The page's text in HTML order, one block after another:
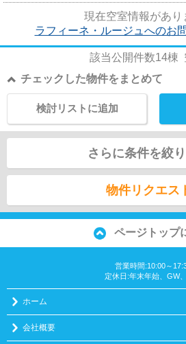
現在空室情報があり
ラフィーネ・ルージュへのお
該当公開件数14棟
チェックした物件をまとめて
検討リストに追加
さらに条件を絞
物件リクエス
ページトップ
営業時間:10:00～
定休日:年末年始、GW
ホーム
会社概要